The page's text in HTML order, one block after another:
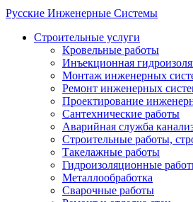
Русские Инженерные Системы
Строительные услуги
Кровельные работы
Инъекционная
Монтаж инженерных
Ремонт инженерных
Проектирование
Сантехнические работы
Аварийная служба
Строительные работы,
Такелажные работы
Гидроизоляционные
Металлообработка
Сварочные работы